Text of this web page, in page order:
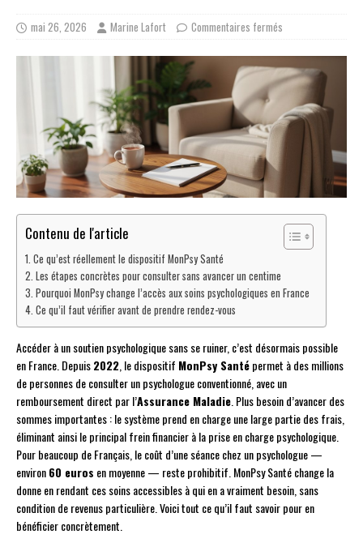
mai 26, 2026 Marine Lafort Commentaires fermés
Contenu de l'article
Ce qu’est réellement le dispositif MonPsy Santé
Les étapes concrètes pour consulter sans avancer un centime
Pourquoi MonPsy change l’accès aux soins psychologiques en France
Ce qu’il faut vérifier avant de prendre rendez-vous
Accéder à un soutien psychologique sans se ruiner, c’est désormais possible
en France. Depuis2022 , le dispositif MonPsy Santépermet à des millions
de personnes de consulter un psychologue conventionné, avec un
remboursement direct par l’Assurance Maladie . Plus besoin d’avancer des
sommes importantes : le système prend en charge une large partie des frais,
éliminant ainsi le principal frein financier à la prise en charge psychologique.
Pour beaucoup de Français, le coût d’une séance chez un psychologue —
environ60 euros en moyenne — reste prohibitif. MonPsy Santé change la
donne en rendant ces soins accessibles à qui en a vraiment besoin, sans
condition de revenus particulière. Voici tout ce qu’il faut savoir pour en
bénéficier concrètement.